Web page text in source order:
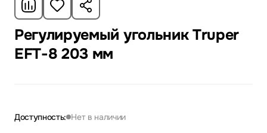
Регулируемый угольник Truper
EFT-8 203 мм
Доступность: Нет в наличии